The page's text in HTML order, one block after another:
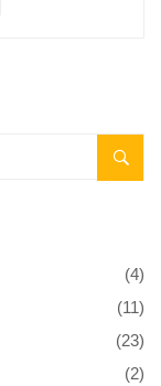
(4)
(11)
(23)
(2)